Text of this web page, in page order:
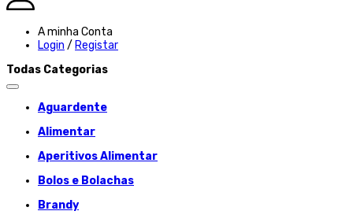
A minha Conta
Login / Registar
Todas Categorias
Aguardente
Alimentar
Aperitivos Alimentar
Bolos e Bolachas
Brandy